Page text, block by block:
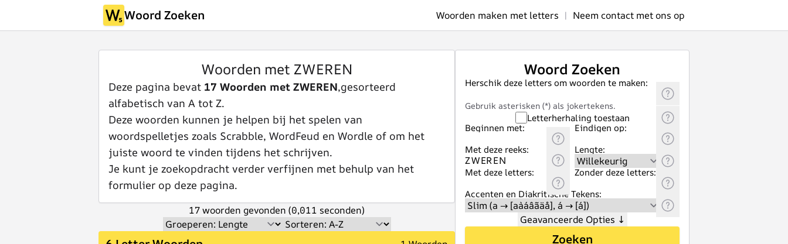
Woord Zoeken Woorden maken met letters | Neem contact met ons op
Woorden met ZWEREN
Deze pagina bevat 17 Woorden met ZWEREN,gesorteerd
alfabetisch van A tot Z.
Deze woorden kunnen je helpen bij het spelen van
woordspelletjes zoals Scrabble, WordFeud en Wordle of om het
juiste woord te vinden tijdens het schrijven.
Je kunt je zoekopdracht verder verfijnen met behulp van het
formulier op deze pagina.
17 woorden gevonden (0,011 seconden)
Woord Zoeken
Herschik deze letters om woorden te maken:
Gebruik asterisken (*) als jokertekens.
Letterherhaling toestaan
Beginnen met:
Eindigen op:
Met deze reeks:
Lengte:
Met deze letters:
Zonder deze letters:
Accenten en Diakritische Tekens:
Geavanceerde Opties ↓
Zoeken